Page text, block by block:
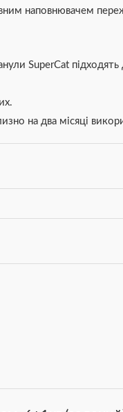
наповнювачем
SuperCat
на два місяці